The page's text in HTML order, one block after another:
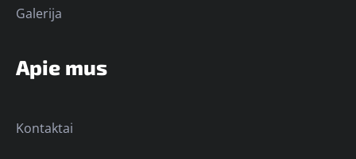
Galerija
Apie mus
Kontaktai